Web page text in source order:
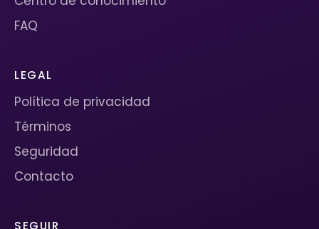
FAQ
LEGAL
Política de privacidad
Términos
Seguridad
Contacto